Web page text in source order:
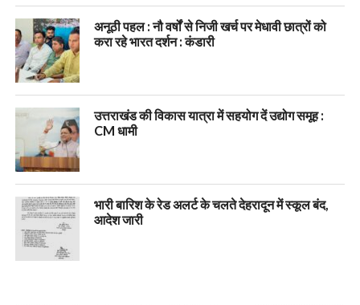
अनूठी पहल : नौ वर्षों से निजी खर्च पर मेधावी छात्रों को
करा रहे भारत दर्शन : कंडारी
उत्तराखंड की विकास यात्रा में सहयोग दें उद्योग समूह :
CM धामी
भारी बारिश के रेड अलर्ट के चलते देहरादून में स्कूल बंद,
आदेश जारी